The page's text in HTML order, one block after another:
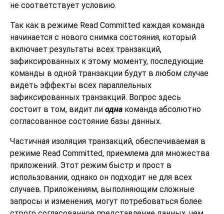
не соответствует условию.
Так как в режиме Read Committed каждая команда
начинается с нового снимка состояния, который
включает результаты всех транзакций,
зафиксированных к этому моменту, последующие
команды в одной транзакции будут в любом случае
видеть эффекты всех параллельных
зафиксированных транзакций. Вопрос здесь
состоит в том, видит ли одна команда абсолютно
согласованное состояние базы данных.
Частичная изоляция транзакций, обеспечиваемая в
режиме Read Committed, приемлема для множества
приложений. Этот режим быстр и прост в
использовании, однако он подходит не для всех
случаев. Приложениям, выполняющим сложные
запросы и изменения, могут потребоваться более